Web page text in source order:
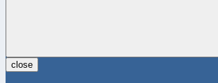
close